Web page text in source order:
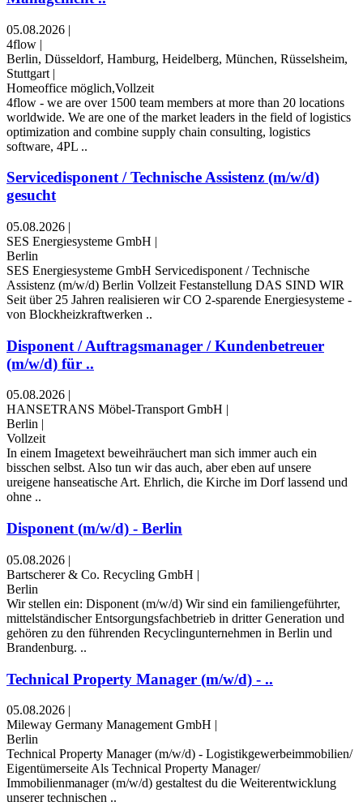
05.08.2026 |
4flow |
Berlin, Düsseldorf, Hamburg, Heidelberg, München, Rüsselsheim,
Stuttgart |
Homeoffice möglich,Vollzeit
4flow - we are over 1500 team members at more than 20 locations
worldwide. We are one of the market leaders in the field of logistics
optimization and combine supply chain consulting, logistics
software, 4PL ..
Servicedisponent / Technische Assistenz (m/w/d)
gesucht
05.08.2026 |
SES Energiesysteme GmbH |
Berlin
SES Energiesysteme GmbH Servicedisponent / Technische
Assistenz (m/w/d) Berlin Vollzeit Festanstellung DAS SIND WIR
Seit über 25 Jahren realisieren wir CO 2-sparende Energiesysteme -
von Blockheizkraftwerken ..
Disponent / Auftragsmanager / Kundenbetreuer
(m/w/d) für ..
05.08.2026
HANSETRANS Möbel-Transport GmbH
Berlin
Vollzeit
In einem Imagetext beweih­räuchert man sich immer auch ein
bisschen selbst. Also tun wir das auch, aber eben auf unsere
ureigene hanseatische Art. Ehrlich, die Kirche im Dorf lassend und
ohne ..
Disponent (m/w/d) - Berlin
05.08.2026 |
Bartscherer & Co. Recycling GmbH |
Berlin
Wir stellen ein: Disponent (m/w/d) Wir sind ein familiengeführter,
mittelständischer Entsorgungsfachbetrieb in dritter Generation und
gehören zu den führenden Recyclingunternehmen in Berlin und
Brandenburg. ..
Technical Property Manager (m/w/d) - ..
05.08.2026 |
Mileway Germany Management GmbH |
Berlin
Technical Property Manager (m/w/d) - Logistikgewerbeimmobilien/
Eigentümerseite Als Technical Property Manager/
Immobilienmanager (m/w/d) gestaltest du die Weiterentwicklung
unserer technischen ..